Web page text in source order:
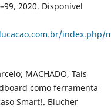
2020. Disponível
index.php/
MACHADO, Taís
como ferramenta
Smart!. Blucher